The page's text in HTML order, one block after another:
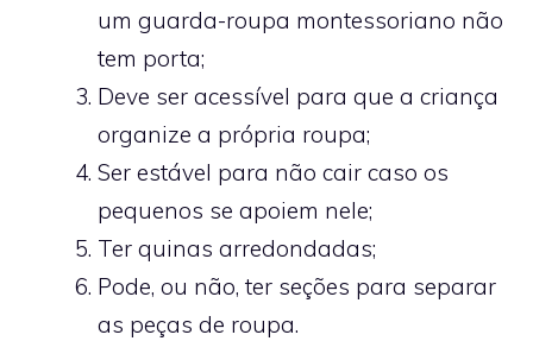
um guarda-roupa montessoriano não
tem porta;
Deve ser acessível para que a criança
organize a própria roupa;
Ser estável para não cair caso os
pequenos se apoiem nele;
Ter quinas arredondadas;
Pode, ou não, ter seções para separar
as peças de roupa.